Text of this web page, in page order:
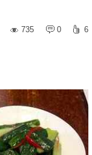
735
0 6